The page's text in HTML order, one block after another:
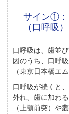
サイン①：
（口呼吸）
口呼吸は、歯並
因のうち、口呼
（東京日本橋エ
口呼吸が続くと
外れ、歯に加わ
（上顎前突）や